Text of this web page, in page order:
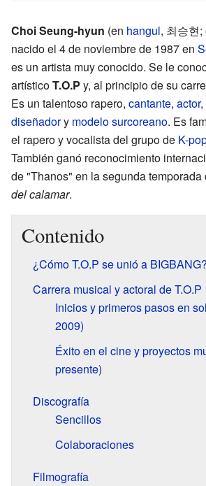
Choi Seung-hyun (en hangul, 최승현;
nacido el 4 de noviembre de 1987 en
es un artista muy conocido. Se le
artísticoT.O.P y, al principio de su
Es un talentoso rapero, cantante, actor,
diseñadory modelosurcoreano. Es
el rapero y vocalista del grupo de K-
También ganó reconocimiento
de "Thanos" en la segunda temporada
del calamar.
Contenido
¿Cómo T.O.P se unió a BIGBANG?
Carrera musical y actoral de T.O.P
Inicios y primeros pasos en
2009)
Éxito en el cine y proyectos
presente)
Discografía
Sencillos
Colaboraciones
Filmografía